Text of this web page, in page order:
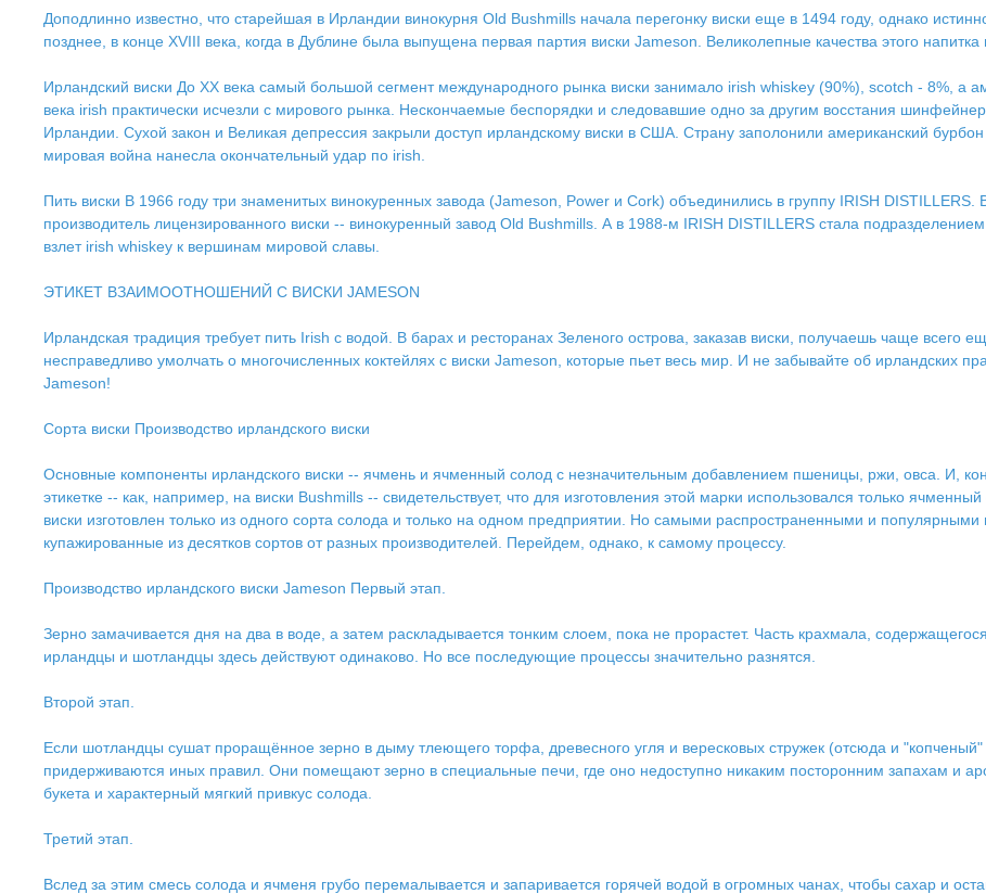
Доподлинно известно, что старейшая в Ирландии винокурня Old Bushmills начала перегонку виски еще в 1494 году, однако
позднее, в конце XVIII века, когда в Дублине была выпущена первая партия виски Jameson. Великолепные качества этого
Ирландский виски До ХХ века самый большой сегмент международного рынка виски занимало irish whiskey (90%), scotch - 8%, а
века irish практически исчезли с мирового рынка. Нескончаемые беспорядки и следовавшие одно за другим восстания
Ирландии. Сухой закон и Великая депрессия закрыли доступ ирландскому виски в США. Страну заполонили американский
мировая война нанесла окончательный удар по irish.
Пить виски В 1966 году три знаменитых винокуренных завода (Jameson, Power и Cork) объединились в группу IRISH
производитель лицензированного виски -- винокуренный завод Old Bushmills. А в 1988-м IRISH DISTILLERS стала
взлет irish whiskey к вершинам мировой славы.
ЭТИКЕТ ВЗАИМООТНОШЕНИЙ С ВИСКИ JAMESON
Ирландская традиция требует пить Irish с водой. В барах и ресторанах Зеленого острова, заказав виски, получаешь чаще
несправедливо умолчать о многочисленных коктейлях с виски Jameson, которые пьет весь мир. И не забывайте об ирландских
Jameson!
Сорта виски Производство ирландского виски
Основные компоненты ирландского виски -- ячмень и ячменный солод с незначительным добавлением пшеницы, ржи, овса. И,
этикетке -- как, например, на виски Bushmills -- свидетельствует, что для изготовления этой марки использовался только
виски изготовлен только из одного сорта солода и только на одном предприятии. Но самыми распространенными и
купажированные из десятков сортов от разных производителей. Перейдем, однако, к самому процессу.
Производство ирландского виски Jameson Первый этап.
Зерно замачивается дня на два в воде, а затем раскладывается тонким слоем, пока не прорастет. Часть крахмала,
ирландцы и шотландцы здесь действуют одинаково. Но все последующие процессы значительно разнятся.
Второй этап.
Если шотландцы сушат проращённое зерно в дыму тлеющего торфа, древесного угля и вересковых стружек (отсюда и
придерживаются иных правил. Они помещают зерно в специальные печи, где оно недоступно никаким посторонним запахам и
букета и характерный мягкий привкус солода.
Третий этап.
Вслед за этим смесь солода и ячменя грубо перемалывается и запаривается горячей водой в огромных чанах, чтобы сахар и